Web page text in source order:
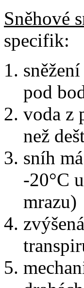
Sněhové
specifik:
pod
voda z
než
sníh
-20°C
mrazu)